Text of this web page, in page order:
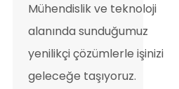
Mühendislik ve teknoloji
alanında sunduğumuz
yenilikçi çözümlerle işinizi
geleceğe taşıyoruz.